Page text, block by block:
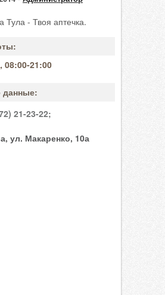
Тула - Твоя аптечка.
08:00-21:00
данные:
21-23-22;
ул. Макаренко, 10а